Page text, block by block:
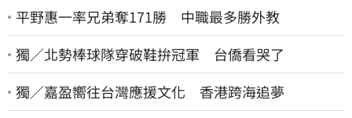
平野惠一率兄弟奪171勝 中職最多勝外教
獨／北勢棒球隊穿破鞋拚冠軍 台僑看哭了
獨／嘉盈嚮往台灣應援文化 香港跨海追夢